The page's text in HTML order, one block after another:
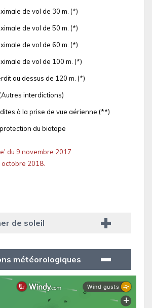
de vol de 30 m. (*)
de vol de 50 m. (*)
de vol de 60 m. (*)
de vol de 100 m. (*)
au dessus de 120 m. (*)
interdictions)
à la prise de vue aérienne (**)
du biotope
du 9 novembre 2017
2018.
de soleil
météorologiques